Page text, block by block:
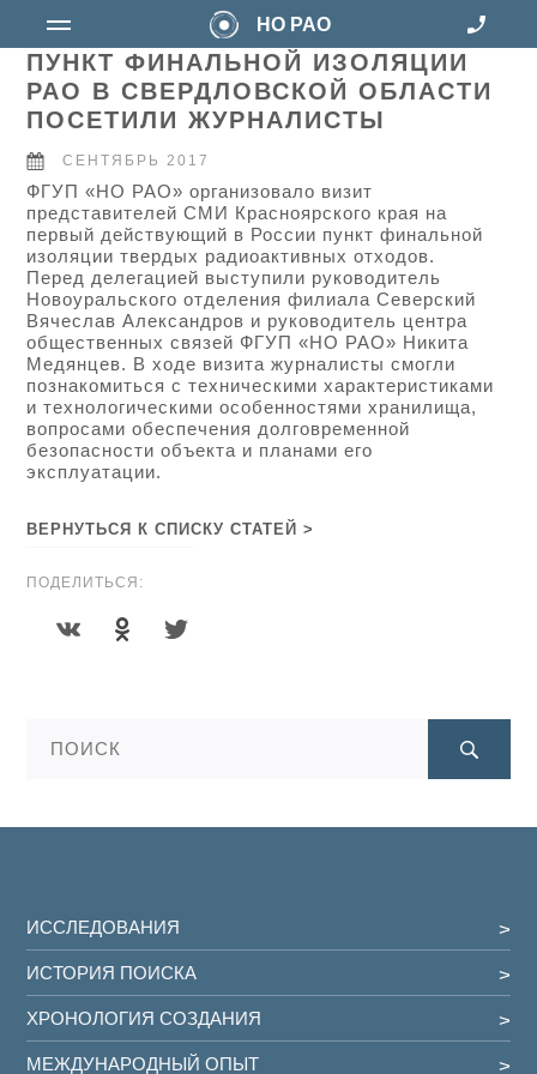
НО РАО
ПУНКТ ФИНАЛЬНОЙ ИЗОЛЯЦИИ
РАО В СВЕРДЛОВСКОЙ ОБЛАСТИ
ПОСЕТИЛИ ЖУРНАЛИСТЫ
СЕНТЯБРЬ 2017
ФГУП «НО РАО» организовало визит
представителей СМИ Красноярского края на
первый действующий в России пункт финальной
изоляции твердых радиоактивных отходов.
Перед делегацией выступили руководитель
Новоуральского отделения филиала Северский
Вячеслав Александров и руководитель центра
общественных связей ФГУП «НО РАО» Никита
Медянцев. В ходе визита журналисты смогли
познакомиться с техническими характеристиками
и технологическими особенностями хранилища,
вопросами обеспечения долговременной
безопасности объекта и планами его
эксплуатации.
ВЕРНУТЬСЯ К СПИСКУ СТАТЕЙ >
ПОДЕЛИТЬСЯ:
ИССЛЕДОВАНИЯ
ИСТОРИЯ ПОИСКА
ХРОНОЛОГИЯ СОЗДАНИЯ
МЕЖДУНАРОДНЫЙ ОПЫТ